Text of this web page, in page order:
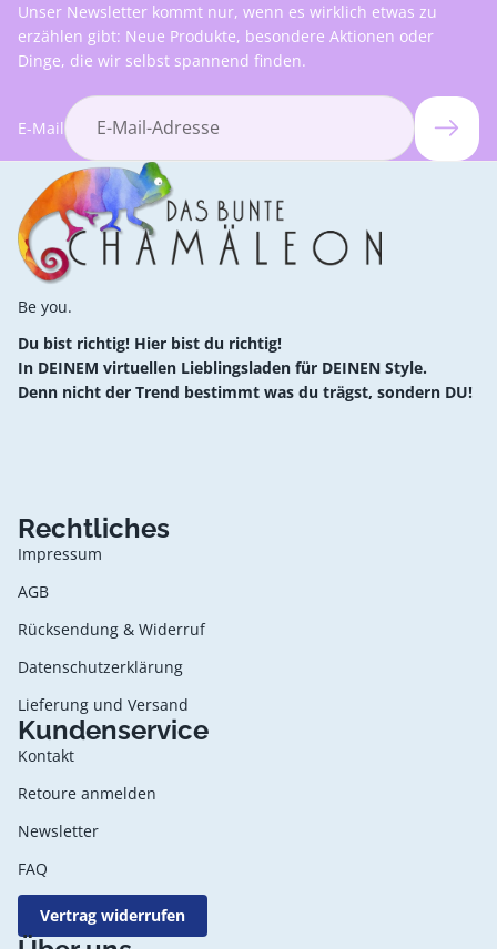
Unser Newsletter kommt nur, wenn es wirklich etwas zu
erzählen gibt: Neue Produkte, besondere Aktionen oder
Dinge, die wir selbst spannend finden.
E-Mail
Be you.
Du bist richtig! Hier bist du richtig!
In DEINEM virtuellen Lieblingsladen für DEINEN Style.
Denn nicht der Trend bestimmt was du trägst, sondern DU!
Rechtliches
Impressum
AGB
Rücksendung & Widerruf
Datenschutzerklärung
Lieferung und Versand
Kundenservice
Kontakt
Retoure anmelden
Newsletter
FAQ
Vertrag widerrufen
Datenschutzerklärung